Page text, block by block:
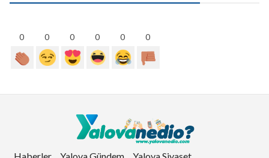
0 0 0 0 0 0
Haberler Yalova Gündem Yalova Siyaset